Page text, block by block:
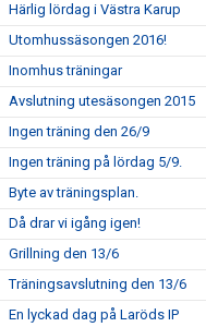
Härlig lördag i Västra Karup
Utomhussäsongen 2016!
Inomhus träningar
Avslutning utesäsongen 2015
Ingen träning den 26/9
Ingen träning på lördag 5/9.
Byte av träningsplan.
Då drar vi igång igen!
Grillning den 13/6
Träningsavslutning den 13/6
En lyckad dag på Laröds IP